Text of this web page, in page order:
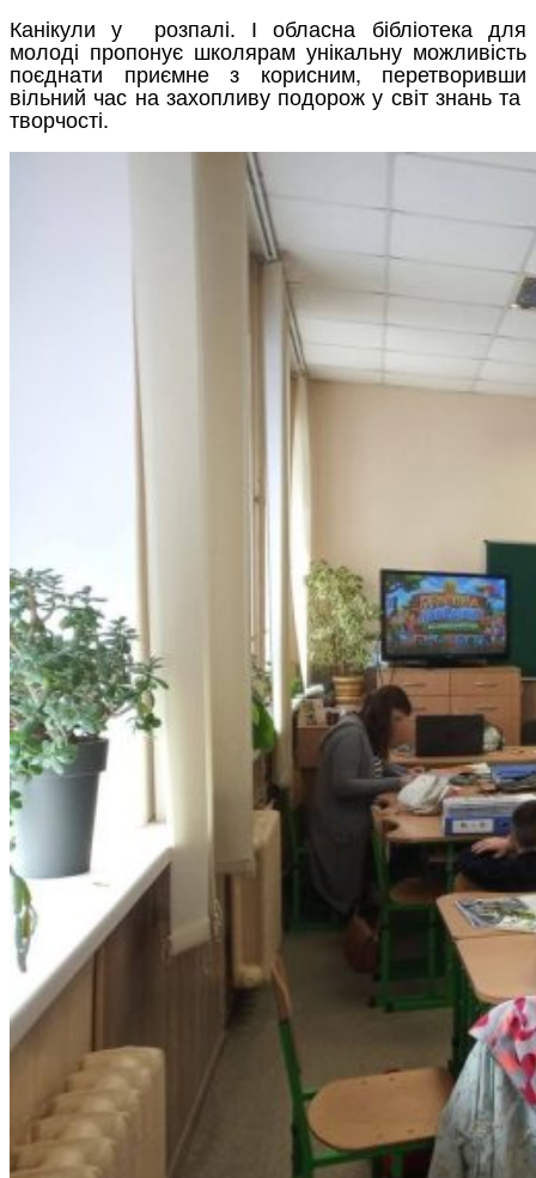
Канікули у розпалі. І обласна бібліотека для
молоді пропонує школярам унікальну можливість
поєднати приємне з корисним, перетворивши
вільний час на захопливу подорож у світ знань та
творчості.